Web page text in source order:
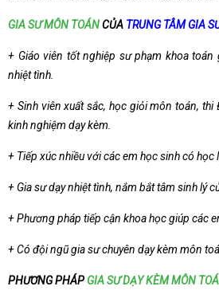
GIA SƯ MÔN TOÁNCỦA TRUNG TÂM GIA
+ Giáo viên tốt nghiệp sư phạm khoa toán
nhiệt tình.
+ Sinh viên xuất sắc, học giỏi môn toán,
kinh nghiệm dạy kèm.
+ Tiếp xúc nhiều với các em học sinh có học
+ Gia sư dạy nhiệt tình, nắm bắt tâm sinh lý
+ Phương pháp tiếp cận khoa học giúp các
+ Có đội ngũ gia sư chuyên dạy kèm môn
PHƯƠNG PHÁP GIA SƯ DẠY KÈM MÔN